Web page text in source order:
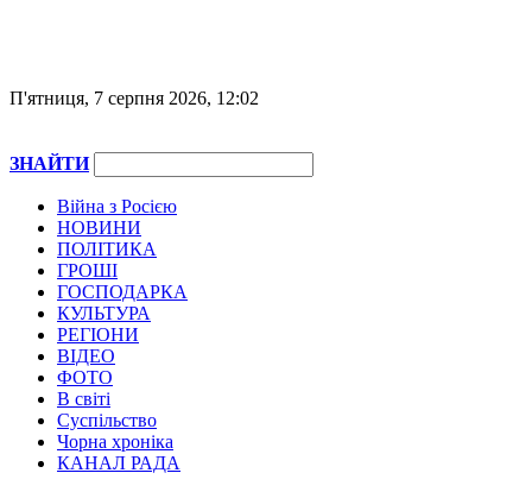
П'ятниця, 7 серпня 2026, 12:02
ЗНАЙТИ
Війна з Росією
НОВИНИ
ПОЛІТИКА
ГРОШІ
ГОСПОДАРКА
КУЛЬТУРА
РЕГІОНИ
ВІДЕО
ФОТО
В світі
Суспільство
Чорна хроніка
КАНАЛ РАДА